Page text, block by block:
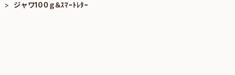
ジャワ100ｇ＆ｽﾏｰﾄﾚﾀｰ